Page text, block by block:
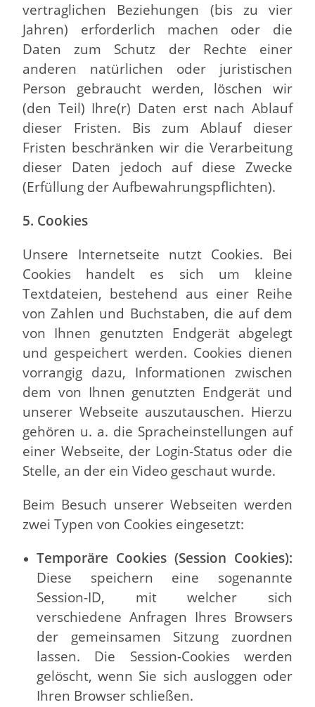
vertraglichen Beziehungen (bis zu vier
Jahren) erforderlich machen oder die
Daten zum Schutz der Rechte einer
anderen natürlichen oder juristischen
Person gebraucht werden, löschen wir
(den Teil) Ihre(r) Daten erst nach Ablauf
dieser Fristen. Bis zum Ablauf dieser
Fristen beschränken wir die Verarbeitung
dieser Daten jedoch auf diese Zwecke
(Erfüllung der Aufbewahrungspflichten).
5. Cookies
Unsere Internetseite nutzt Cookies. Bei
Cookies handelt es sich um kleine
Textdateien, bestehend aus einer Reihe
von Zahlen und Buchstaben, die auf dem
von Ihnen genutzten Endgerät abgelegt
und gespeichert werden. Cookies dienen
vorrangig dazu, Informationen zwischen
dem von Ihnen genutzten Endgerät und
unserer Webseite auszutauschen. Hierzu
gehören u. a. die Spracheinstellungen auf
einer Webseite, der Login-Status oder die
Stelle, an der ein Video geschaut wurde.
Beim Besuch unserer Webseiten werden
zwei Typen von Cookies eingesetzt:
Temporäre Cookies (Session Cookies):
Diese speichern eine sogenannte
Session-ID, mit welcher sich
verschiedene Anfragen Ihres Browsers
der gemeinsamen Sitzung zuordnen
lassen. Die Session-Cookies werden
gelöscht, wenn Sie sich ausloggen oder
Ihren Browser schließen.